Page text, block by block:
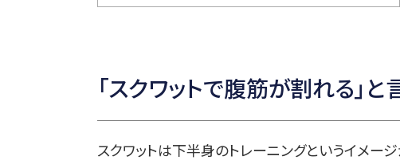
「スクワットで腹筋が割れる」
スクワットは下半身のトレーニングというイメージ